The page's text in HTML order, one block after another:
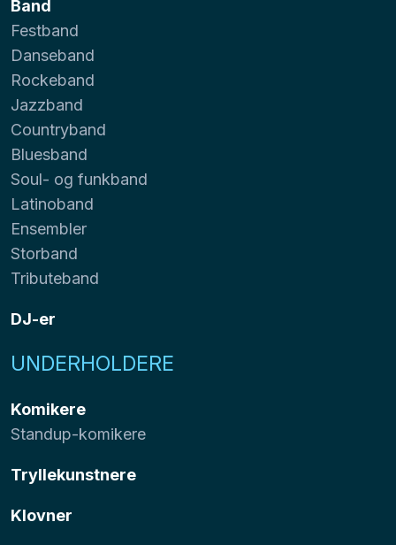
Band
Festband
Danseband
Rockeband
Jazzband
Countryband
Bluesband
Soul- og funkband
Latinoband
Ensembler
Storband
Tributeband
DJ-er
UNDERHOLDERE
Komikere
Standup-komikere
Tryllekunstnere
Klovner